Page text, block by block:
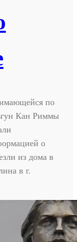
по
Кан Риммы
о
из дома в
в г.